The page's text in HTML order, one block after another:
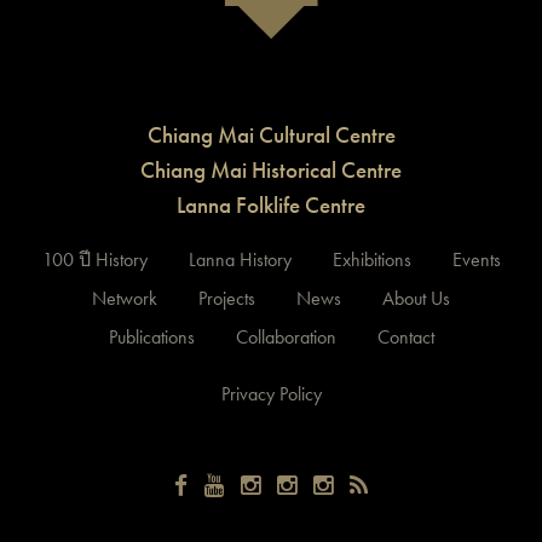
Chiang Mai Cultural Centre
Chiang Mai Historical Centre
Lanna Folklife Centre
100 ปี History Lanna History Exhibitions
Events
Network
Projects News
About Us
Publications
Collaboration Contact
Privacy Policy